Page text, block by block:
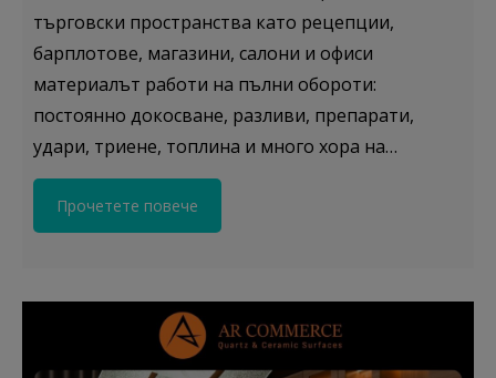
търговски пространства като рецепции,
барплотове, магазини, салони и офиси
материалът работи на пълни обороти:
постоянно докосване, разливи, препарати,
удари, триене, топлина и много хора на…
Прочетете повече